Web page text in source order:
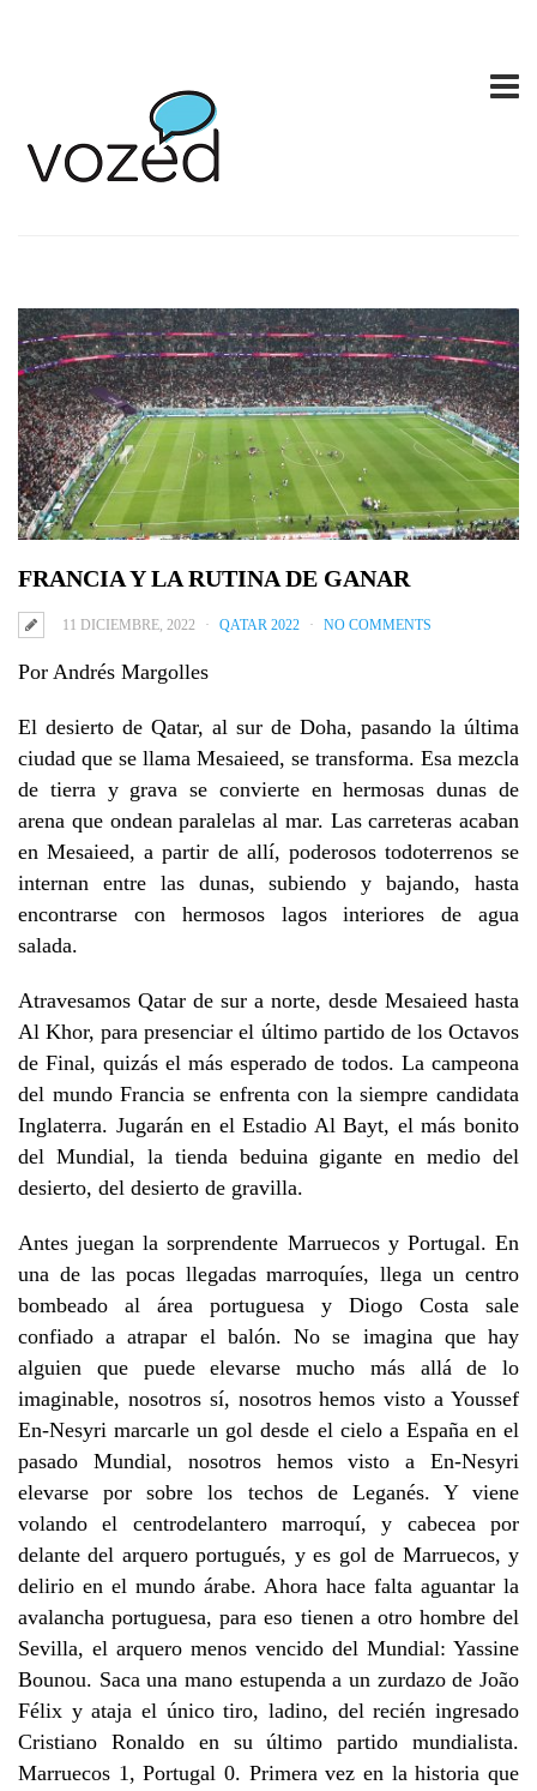
FRANCIA Y LA RUTINA DE GANAR
11 DICIEMBRE, 2022 QATAR 2022 NO COMMENTS
Por Andrés Margolles
El desierto de Qatar, al sur de Doha, pasando la última
ciudad que se llama Mesaieed, se transforma. Esa mezcla
de tierra y grava se convierte en hermosas dunas de
arena que ondean paralelas al mar. Las carreteras acaban
en Mesaieed, a partir de allí, poderosos todoterrenos se
internan entre las dunas, subiendo y bajando, hasta
encontrarse con hermosos lagos interiores de agua
salada.
Atravesamos Qatar de sur a norte, desde Mesaieed hasta
Al Khor, para presenciar el último partido de los Octavos
de Final, quizás el más esperado de todos. La campeona
del mundo Francia se enfrenta con la siempre candidata
Inglaterra. Jugarán en el Estadio Al Bayt, el más bonito
del Mundial, la tienda beduina gigante en medio del
desierto, del desierto de gravilla.
Antes juegan la sorprendente Marruecos y Portugal. En
una de las pocas llegadas marroquíes, llega un centro
bombeado al área portuguesa y Diogo Costa sale
confiado a atrapar el balón. No se imagina que hay
alguien que puede elevarse mucho más allá de lo
imaginable, nosotros sí, nosotros hemos visto a Youssef
En-Nesyri marcarle un gol desde el cielo a España en el
pasado Mundial, nosotros hemos visto a En-Nesyri
elevarse por sobre los techos de Leganés. Y viene
volando el centrodelantero marroquí, y cabecea por
delante del arquero portugués, y es gol de Marruecos, y
delirio en el mundo árabe. Ahora hace falta aguantar la
avalancha portuguesa, para eso tienen a otro hombre del
Sevilla, el arquero menos vencido del Mundial: Yassine
Bounou. Saca una mano estupenda a un zurdazo de João
Félix y ataja el único tiro, ladino, del recién ingresado
Cristiano Ronaldo en su último partido mundialista.
Marruecos 1, Portugal 0. Primera vez en la historia que